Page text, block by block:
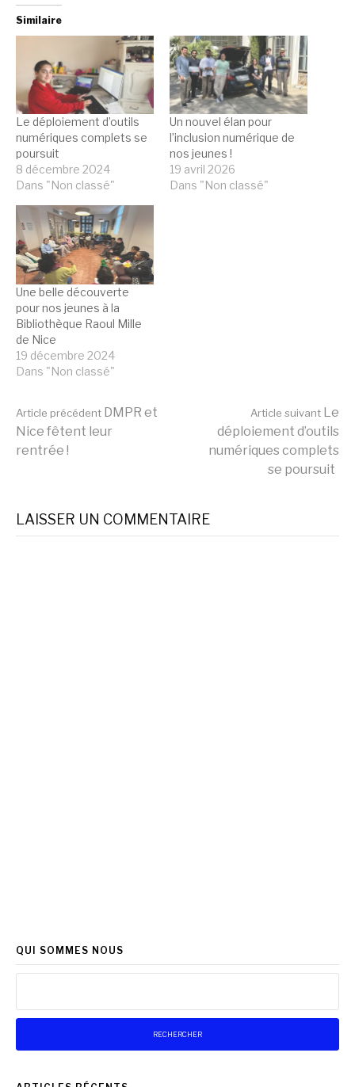
Similaire
Le déploiement d’outils
numériques complets se
poursuit
8 décembre 2024
Dans "Non classé"
Un nouvel élan pour
l’inclusion numérique de
nos jeunes !
19 avril 2026
Dans "Non classé"
Une belle découverte
pour nos jeunes à la
Bibliothèque Raoul Mille
de Nice
19 décembre 2024
Dans "Non classé"
Lire
suite
Article précédent DMPR et
Nice fêtent leur
rentrée !
Article suivant Le
déploiement d’outils
numériques complets
se poursuit
LAISSER UN COMMENTAIRE
QUI SOMMES NOUS